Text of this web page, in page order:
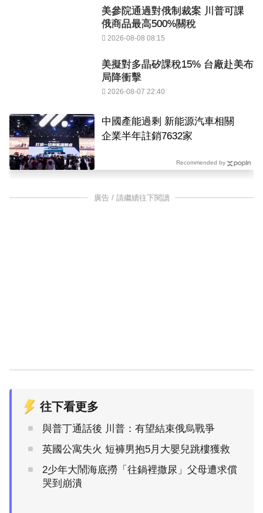
美參院通過對俄制裁案 川普可課
俄商品最高500%關稅
2026-08-08 08:15
美擬對多晶矽課稅15% 台廠赴美布
局降衝擊
2026-08-07 22:40
中國產能過剩 新能源汽車相關
企業半年註銷7632家
Recommended by
廣告 / 請繼續往下閱讀
往下看更多
與普丁通話後 川普：有望結束俄烏戰爭
英國公寓失火 短褲男抱5月大嬰兒跳樓獲救
2少年大鬧海底撈「往鍋裡撒尿」父母遭求償
哭到崩潰